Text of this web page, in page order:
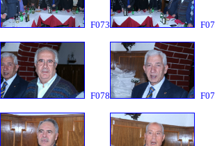
F073
F078